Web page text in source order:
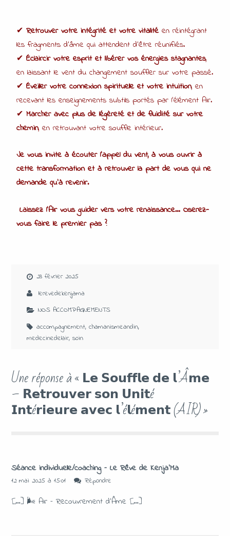
✔Retrouver votre intégrité et votre vitalitéen réintégrant
les fragments d’âme qui attendent d’être réunifiés.
✔Éclaircir votre esprit et libérer vos énergies stagnantes,
en laissant le vent du changement souffler sur votre passé.
✔Éveiller votre connexion spirituelle et votre intuition, en
recevant les enseignements subtils portés par l’élément Air.
✔Marcher avec plus de légèreté et de fluidité sur votre
chemin, en retrouvant votre souffle intérieur.
Je vous invite à écouter l’appel du vent, à vous ouvrir à
cette transformation et à retrouver la part de vous qui ne
demande qu’à revenir.
Laissez l’Air vous guider vers votre renaissance… Oserez-
vous faire le premier pas ?
23 février 2025
lerevedekenjama
NOS ACCOMPAGNEMENTS
accompagnement,chamanismeandin,
medecinedelair,soin
Une réponse à « 𝗟𝗲 𝗦𝗼𝘂𝗳𝗳𝗹𝗲 𝗱𝗲 𝗹’Â𝗺𝗲
– 𝗥𝗲𝘁𝗿𝗼𝘂𝘃𝗲𝗿 𝘀𝗼𝗻 𝗨𝗻𝗶𝘁é
𝗜𝗻𝘁é𝗿𝗶𝗲𝘂𝗿𝗲 𝗮𝘃𝗲𝗰 𝗹’é𝗹é𝗺𝗲𝗻𝘁 (AIR) »
Séance individuelle/coaching – Le Rêve de Kenja'Ma
12 mai 2025 à 15:01 Répondre
[…] 🌬 Air – Recouvrement d’Âme […]